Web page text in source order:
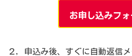
お申し込みフォ
２，申込み後、すぐに自動返信